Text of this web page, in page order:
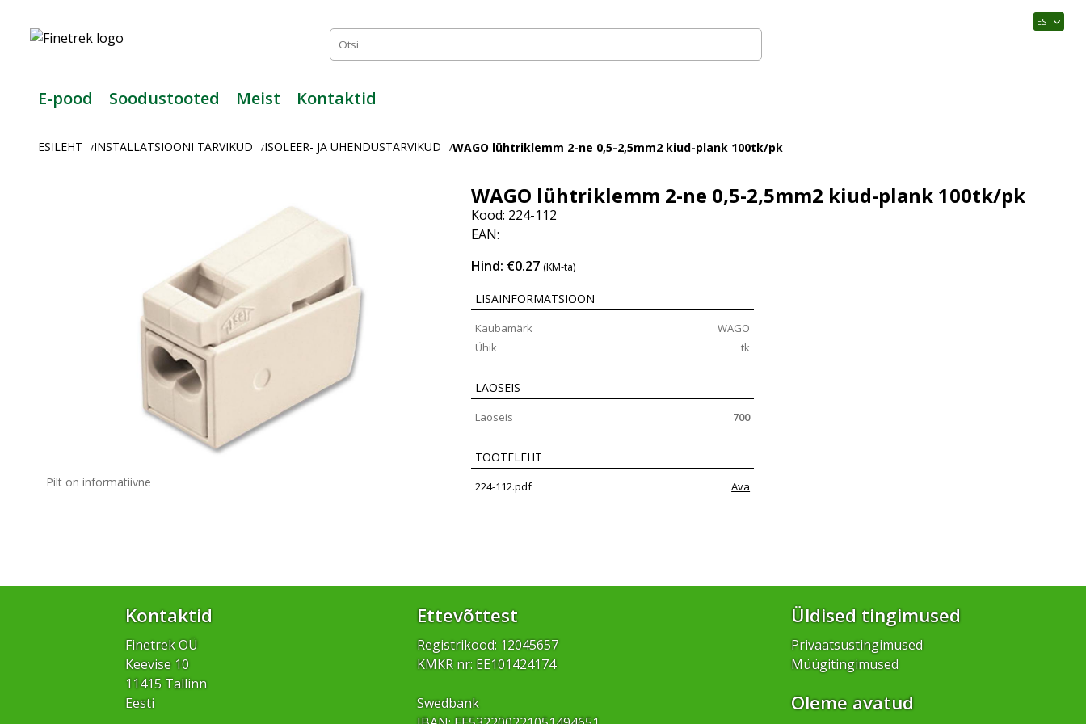
Usaldusväärne
tööstusautomaatika
EST
E-pood Soodustooted Meist Kontaktid
ESILEHT /INSTALLATSIOONI TARVIKUD /ISOLEER- JA ÜHENDUSTARVIKUD /WAGO lühtriklemm 2-ne 0,5-2,5mm2 kiud-plank 100tk/pk
Pilt on informatiivne
WAGO lühtriklemm 2-ne 0,5-2,5mm2 kiud-plank 100tk/pk
Kood: 224-112
EAN:
Hind: €0.27(KM-ta)
LISAINFORMATSIOON
Kaubamärk
WAGO
Ühik
tk
LAOSEIS
Laoseis 700
TOOTELEHT
224-112.pdf Ava
Kontaktid
Finetrek OÜ
Keevise 10
11415 Tallinn
Eesti
Ettevõttest
Registrikood: 12045657
KMKR nr: EE101424174
Swedbank
Üldised tingimused
Privaatsustingimused
Müügitingimused
Oleme avatud